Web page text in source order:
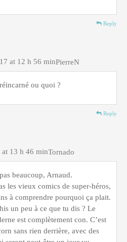
Reply
PierreN
at 12 h 56 min
ou quoi ?
Reply
Tornado
13 h 46 min
beaucoup, Arnaud.
les vieux comics de super-héros,
à comprendre pourquoi ça plait.
un peu à ce que tu dis ? Le
est complètement con. C’est
sans rien derrière, avec des